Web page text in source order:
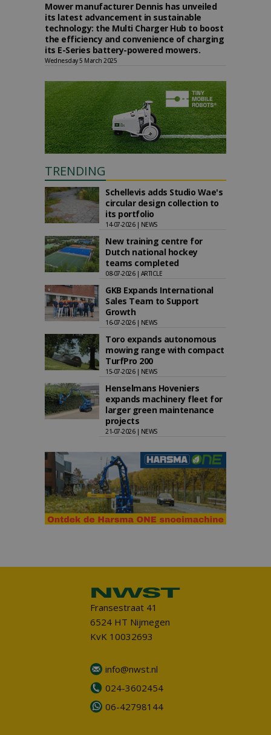
Mower manufacturer Dennis has unveiled
its latest advancement in sustainable
technology: the Multi Charger Hub to boost
the efficiency and convenience of charging
its E-Series battery-powered mowers.
Wednesday 5 March 2025
TRENDING
Schellevis adds Studio Wae's
circular design collection to
its portfolio
14-07-2026 | NEWS
New training centre for
Dutch national hockey
teams completed
08-07-2026 | ARTICLE
GKB Expands International
Sales Team to Support
Growth
16-07-2026 | NEWS
Toro expands autonomous
mowing range with compact
TurfPro 200
15-07-2026 | NEWS
Henselmans Hoveniers
expands machinery fleet for
larger green maintenance
projects
21-07-2026 | NEWS
Fransestraat 41
6524 HT Nijmegen
KvK 10032693
info@nwst.nl
024-3602454
06-42798144